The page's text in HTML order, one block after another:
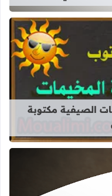
من أناشيد المخيمات الصيفية مكتوبة بالفصحى
الصيفية مكتوبة